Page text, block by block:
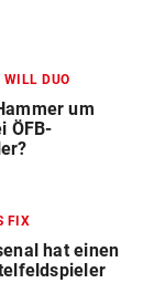
WILL DUO
um
ÖFB-
FIX
hat einen